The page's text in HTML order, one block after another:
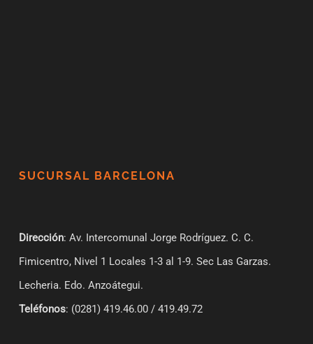
SUCURSAL BARCELONA
Dirección: Av. Intercomunal Jorge Rodríguez. C. C.
Fimicentro, Nivel 1 Locales 1-3 al 1-9. Sec Las Garzas.
Lecheria. Edo. Anzoátegui.
Teléfonos: (0281) 419.46.00 / 419.49.72